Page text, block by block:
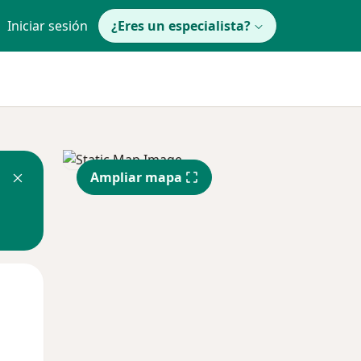
Iniciar sesión ¿Eres un especialista?
Ampliar mapa